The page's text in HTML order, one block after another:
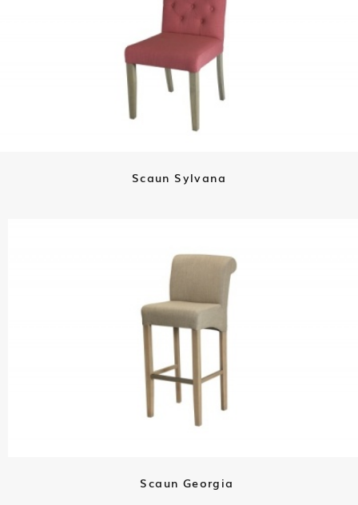
Scaun Sylvana
Scaun Georgia